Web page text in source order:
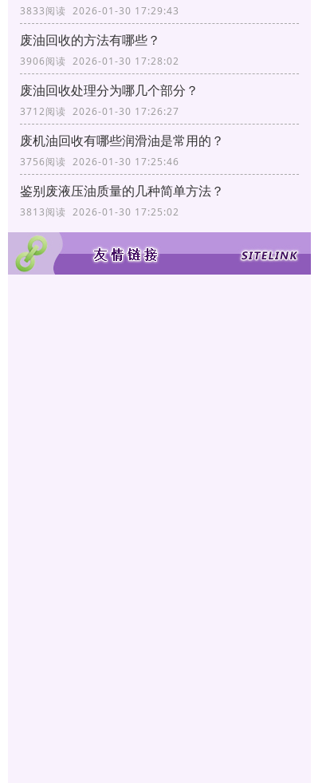
3833阅读 2026-01-30 17:29:43
废油回收的方法有哪些？
3906阅读 2026-01-30 17:28:02
废油回收处理分为哪几个部分？
3712阅读 2026-01-30 17:26:27
废机油回收有哪些润滑油是常用的？
3756阅读 2026-01-30 17:25:46
鉴别废液压油质量的几种简单方法？
3813阅读 2026-01-30 17:25:02